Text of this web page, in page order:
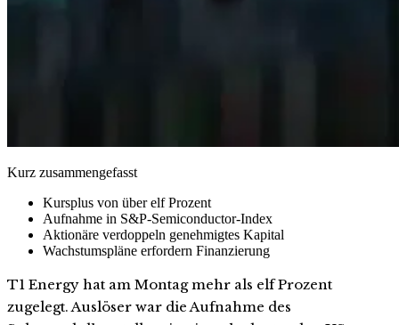
Kurz zusammengefasst
Kursplus von über elf Prozent
Aufnahme in S&P-Semiconductor-Index
Aktionäre verdoppeln genehmigtes Kapital
Wachstumspläne erfordern Finanzierung
T1 Energy hat am Montag mehr als elf Prozent
zugelegt. Auslöser war die Aufnahme des